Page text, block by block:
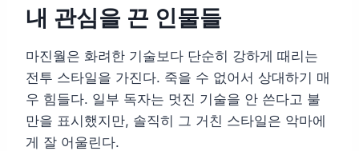
내 관심을 끈 인물들
마진월은 화려한 기술보다 단순히 강하게 때리는
전투 스타일을 가진다. 죽을 수 없어서 상대하기 매
우 힘들다. 일부 독자는 멋진 기술을 안 쓴다고 불
만을 표시했지만, 솔직히 그 거친 스타일은 악마에
게 잘 어울린다.